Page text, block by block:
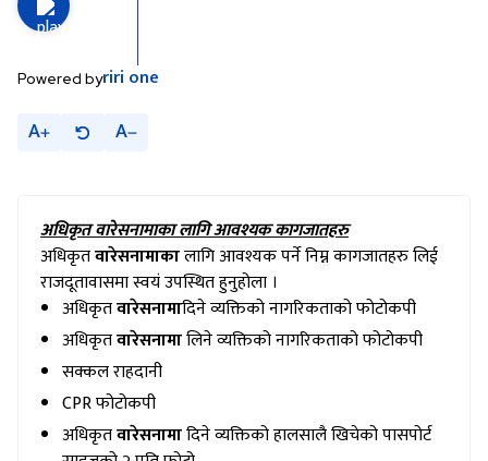
Powered byriri one
A A
अधिकृत वारेसनामाका लागि आवश्यक कागजातहरु
अधिकृतवारेसनामाकालागि आवश्यक पर्ने निम्न कागजातहरु लिई
राजदूतावासमा स्वयं उपस्थित हुनुहोला ।
अधिकृतवारेसनामादिने व्यक्तिको नागरिकताको फोटोकपी
अधिकृतवारेसनामालिने व्यक्तिको नागरिकताको फोटोकपी
सक्कल राहदानी
CPR फोटोकपी
अधिकृतवारेसनामादिने व्यक्तिको हालसालै खिचेको पासपोर्ट